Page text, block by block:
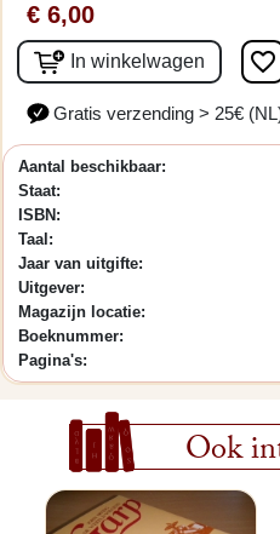
€ 6,00
In winkelwagen favorite_border
Gratis verzending > 25€
Aantal beschikbaar:
Staat:
ISBN:
Taal:
Jaar van uitgifte:
Uitgever:
Magazijn locatie:
Boeknummer:
Pagina's:
Ook